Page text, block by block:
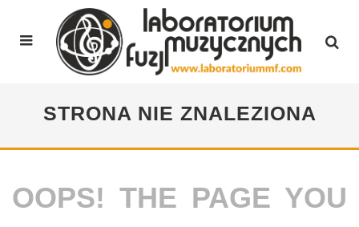
STRONA NIE ZNALEZIONA
OOPS! THE PAGE YOU